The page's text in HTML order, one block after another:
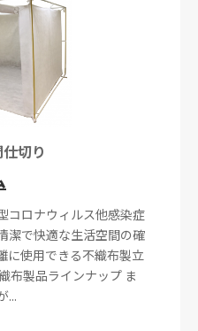
切り
コロナウィルス他感染症
潔で快適な生活空間の確
に使用できる不織布製立
布製品ラインナップ ま
...